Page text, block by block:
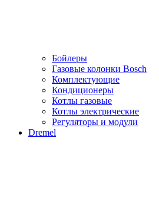
Бойлеры
Газовые колонки Bosch
Комплектующие
Кондиционеры
Котлы газовые
Котлы электрические
Регуляторы и модули
Dremel